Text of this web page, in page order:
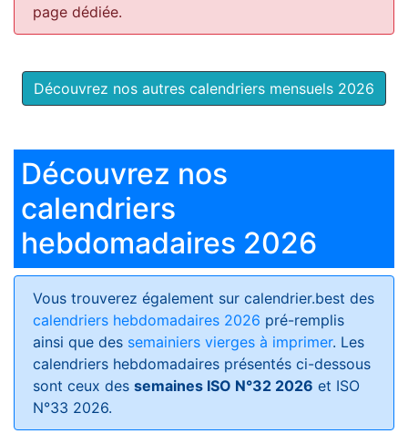
page dédiée.
Découvrez nos autres calendriers mensuels 2026
Découvrez nos
calendriers
hebdomadaires 2026
Vous trouverez également sur calendrier.best des
calendriers hebdomadaires 2026 pré-remplis
ainsi que des semainiers vierges à imprimer. Les
calendriers hebdomadaires présentés ci-dessous
sont ceux des semaines ISO N°32 2026 et ISO
N°33 2026.